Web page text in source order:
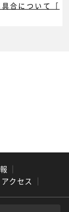
合について［
｜
アクセス ｜